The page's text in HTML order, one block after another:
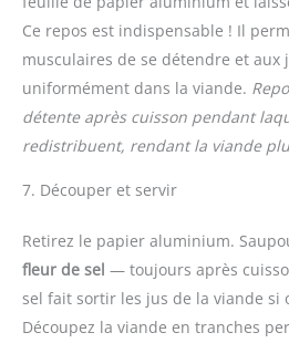
Ce repos est indispensable ! Il
musculaires de se détendre et
uniformément dans la viande.
détente après cuisson pendant
redistribuent, rendant la viande
7. Découper et servir
Retirez le papier aluminium.
fleur de sel — toujours après
sel fait sortir les jus de la viande si
Découpez la viande en tranches